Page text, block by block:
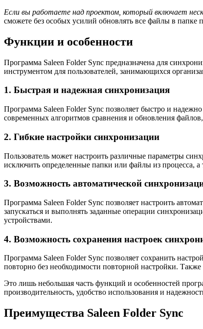
Если вы работаете над проектом, который включает
сможете без особых усилий обновлять все файлы в папке
Функции и особенности
Программа Saleen Folder Sync предназначена для
инструментом для пользователей, занимающихся
1. Быстрая и надежная синхронизация
Программа Saleen Folder Sync позволяет быстро и
современных алгоритмов сравнения и обновления
2. Гибкие настройки синхронизации
Пользователь может настроить различные параметры
исключить определенные папки или файлы из процесса,
3. Возможность автоматической
Программа Saleen Folder Sync позволяет настроить
запускаться и выполнять заданные операции
устройствами.
4. Возможность сохранения настроек
Программа Saleen Folder Sync позволяет сохранить
повторно без необходимости повторной настройки.
Это лишь небольшая часть функций и особенностей
производительность, удобство использования и
Преимущества Saleen Folder Sync